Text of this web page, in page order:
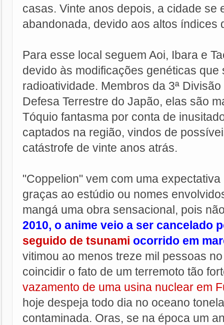
casas. Vinte anos depois, a cidade se
abandonada, devido aos altos índices
Para esse local seguem Aoi, Ibara e
devido às modificações genéticas que
radioatividade. Membros da 3ª
Defesa Terrestre do Japão, elas são
Tóquio fantasma por conta de
captados na região, vindos de
catástrofe de vinte anos atrás.
"Coppelion" vem com uma
graças ao estúdio ou nomes
mangá uma obra sensacional, pois
2010, o anime veio a ser cancelado
seguido de tsunami ocorrido em
vitimou ao menos treze mil pessoas
coincidir o fato de um terremoto tão
vazamento de uma usina nuclear em
hoje despeja todo dia no oceano
contaminada. Oras, se na época um